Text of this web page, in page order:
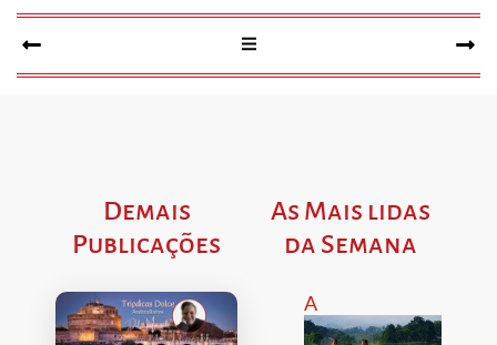
Demais
Publicações
As Mais lidas
da Semana
A